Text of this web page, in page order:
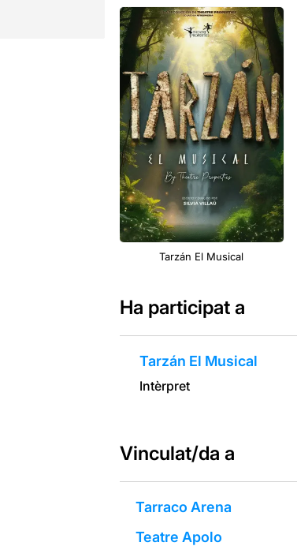
Tarzán El Musical
Ha participat a
Tarzán El Musical
Intèrpret
Vinculat/da a
Tarraco Arena
Teatre Apolo